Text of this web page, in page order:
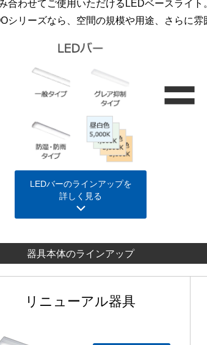
わせてご使用いただけるLEDベースライト
リーズなら、空間の規模や用途、さらに雰
LEDバーのラインアップを
詳しく見る
器具本体のラインアップ
リニューアル器具